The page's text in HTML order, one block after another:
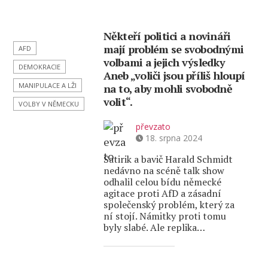
AFD
DEMOKRACIE
MANIPULACE A LŽI
VOLBY V NĚMECKU
Někteří politici a novináři
mají problém se svobodnými
volbami a jejich výsledky
Aneb „voliči jsou příliš hloupí
na to, aby mohli svobodně
volit“.
převzato
18. srpna 2024
Satirik a bavič Harald Schmidt
nedávno na scéně talk show
odhalil celou bídu německé
agitace proti AfD a zásadní
společenský problém, který za
ní stojí. Námitky proti tomu
byly slabé. Ale replika…